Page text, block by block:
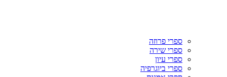
ספרי פרוזה
ספרי שירה
ספרי עיון
ספרי ביוגרפיה